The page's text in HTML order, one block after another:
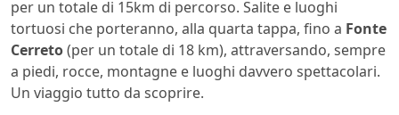
per un totale di 15km di percorso. Salite e luoghi
tortuosi che porteranno, alla quarta tappa, fino a Fonte
Cerreto(per un totale di 18 km), attraversando, sempre
a piedi, rocce, montagne e luoghi davvero spettacolari.
Un viaggio tutto da scoprire.